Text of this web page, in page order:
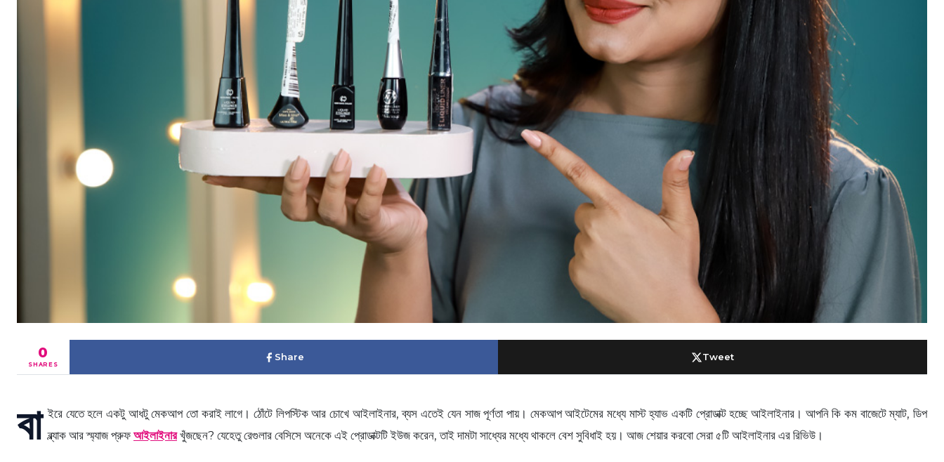
0
SHARES
Share Tweet
বা ইরে যেতে হলে একটু আধটু মেকআপ তো করাই লাগে। ঠোঁটে লিপস্টিক আর চোখে আইলাইনার, ব্যস এতেই যেন সাজ পূর্ণতা পায়। মেকআপ আইটেমের মধ্যে মাস্ট হ্যাভ একটি প্রোডাক্ট হচ্ছে আইলাইনার। আপনি কি কম বাজেটে ম্যাট, ডিপ
ব্ল্যাক আর স্ম্যাজ প্রুফ আইলাইনারখুঁজছেন? যেহেতু রেগুলার বেসিসে অনেকে এই প্রোডাক্টটি ইউজ করেন, তাই দামটা সাধ্যের মধ্যে থাকলে বেশ সুবিধাই হয়। আজ শেয়ার করবো সেরা ৫টি আইলাইনার এর রিভিউ।